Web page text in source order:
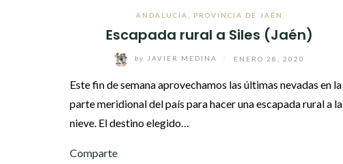
ANDALUCÍA PROVINCIA DE JAÉN
Escapada rural a Siles (Jaén)
by JAVIER MEDINA ENERO 28, 2020
Este fin de semana aprovechamos las últimas nevadas en la
parte meridional del país para hacer una escapada rural a la
nieve. El destino elegido…
Comparte